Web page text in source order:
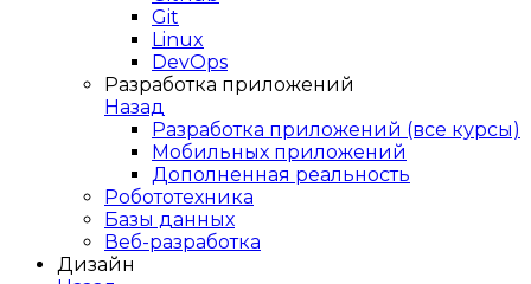
Git
Linux
DevOps
Разработка приложений
Назад
Разработка приложений (все курсы)
Мобильных приложений
Дополненная реальность
Робототехника
Базы данных
Веб-разработка
Дизайн